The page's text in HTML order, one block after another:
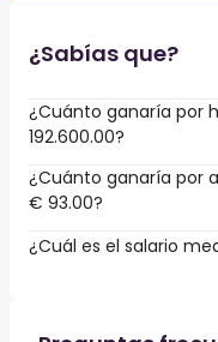
¿Sabías que?
¿Cuánto ganaría por
192.600.00?
¿Cuánto ganaría por
€ 93.00?
¿Cuál es el salario